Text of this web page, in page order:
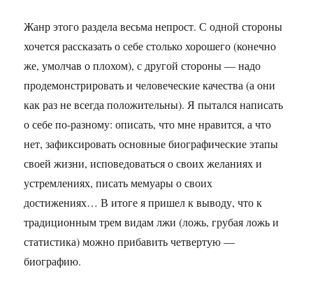
Жанр этого раздела весьма непрост. С одной стороны
хочется рассказать о себе столько хорошего (конечно
же, умолчав о плохом), с другой стороны — надо
продемонстрировать и человеческие качества (а они
как раз не всегда положительны). Я пытался написать
о себе по-разному: описать, что мне нравится, а что
нет, зафиксировать основные биографические этапы
своей жизни, исповедоваться о своих желаниях и
устремлениях, писать мемуары о своих
достижениях… В итоге я пришел к выводу, что к
традиционным трем видам лжи (ложь, грубая ложь и
статистика) можно прибавить четвертую —
биографию.